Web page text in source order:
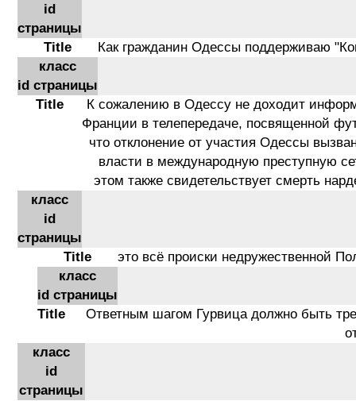
id
страницы
Title
Как гражданин Одессы поддерживаю
класс
id страницы
Title
К сожалению в Одессу не доходит
Франции в телепередаче, посвященной
что отклонение от участия Одессы
власти в международную преступную
этом также свидетельствует смерть
класс
id
страницы
Title
это всё происки недружественной
класс
id страницы
Title
Ответным шагом Гурвица должно быть
класс
id
страницы